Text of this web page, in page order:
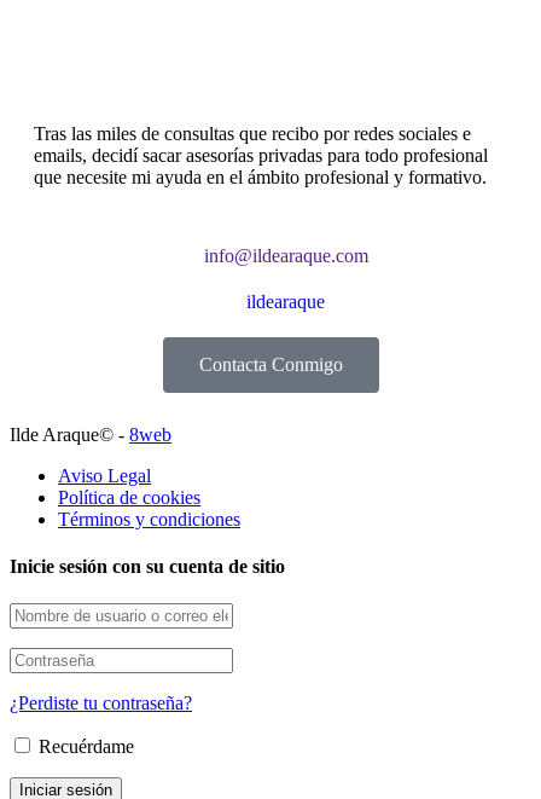
Tras las miles de consultas que recibo por redes sociales e
emails, decidí sacar asesorías privadas para todo profesional
que necesite mi ayuda en el ámbito profesional y formativo.
info@ildearaque.com
ildearaque
Contacta Conmigo
Ilde Araque© - 8web
Aviso Legal
Política de cookies
Términos y condiciones
Inicie sesión con su cuenta de sitio
¿Perdiste tu contraseña?
Recuérdame